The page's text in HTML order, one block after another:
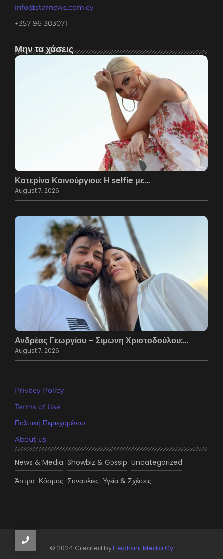
info@starnews.com.cy
+357 96 303071
Μην τα χάσεις
Κατερίνα Καινούργιου: Η selfie με…
August 7, 2026
Ανδρέας Γεωργίου – Σιμώνη Χριστοδούλου:…
August 7, 2026
Privacy Policy
Terms of Use
Πολιτική Περιεχομένου
About us
News & Media Showbiz & Gossip Uncategorized
Άστρα Κόσμος Συναυλιες Υγεία & Σχέσεις
© 2024 Created byElephant Media Cy